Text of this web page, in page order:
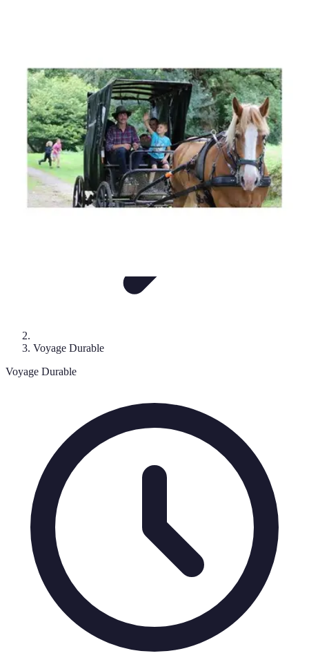
Voyage Durable
Voyage Durable